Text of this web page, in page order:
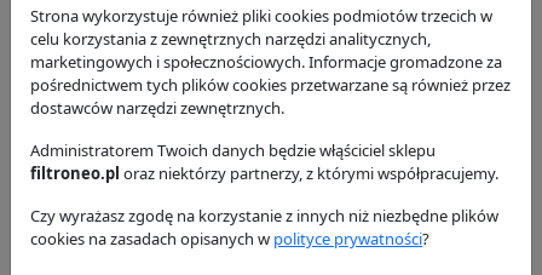
dostępność:w magazynie
wysyłka:24/48 h
Zamienniki Cross Reference
Zastosowanie
Dostawa i płatność
Strona wykorzystuje również pliki cookies podmiotów trzecich w
celu korzystania z zewnętrznych narzędzi analitycznych,
marketingowych i społecznościowych. Informacje gromadzone za
pośrednictwem tych plików cookies przetwarzane są również przez
dostawców narzędzi zewnętrznych.
Administratorem Twoich danych będzie włąściciel sklepu
filtroneo.pl oraz niektórzy partnerzy, z którymi współpracujemy.
Czy wyrażasz zgodę na korzystanie z innych niż niezbędne plików
cookies na zasadach opisanych w polityce prywatności?